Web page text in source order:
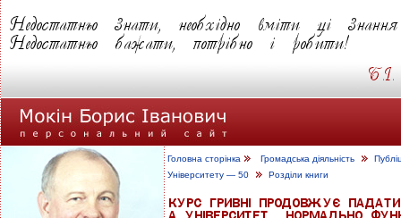
Головна сторінка Громадська діяльність
Університету — 50
Розділи книги